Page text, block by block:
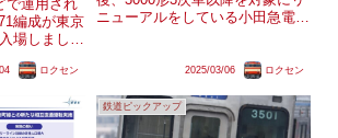
で運用され
編成が東京
場しまし
ている千葉
。同編成は
20...
ロクセン
ニューアルをしている小田急電
び3000形1・2次車があります
ような動きがあり...
2025/03/06 ロクセン
鉄道ピックアップ